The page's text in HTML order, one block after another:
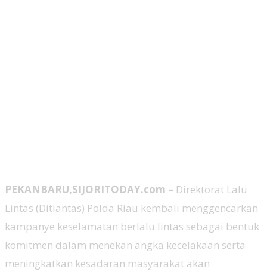
PEKANBARU,SIJORITODAY.com – Direktorat Lalu
Lintas (Ditlantas) Polda Riau kembali menggencarkan
kampanye keselamatan berlalu lintas sebagai bentuk
komitmen dalam menekan angka kecelakaan serta
meningkatkan kesadaran masyarakat akan